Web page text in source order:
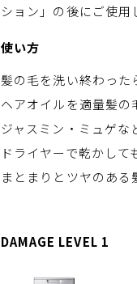
ション」の後にご使用
使い方
髪の毛を洗い終わった
ヘアオイルを適量髪の
ジャスミン・ミュゲな
ドライヤーで乾かして
まとまりとツヤのある
DAMAGE LEVEL 1